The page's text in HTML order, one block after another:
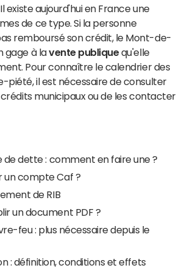
existe aujourd'hui en France une
de ce type. Si la personne
remboursé son crédit, le Mont-de-
gage à lavente publiquequ'elle
Pour connaître le calendrier des
piété, il est nécessaire de consulter
municipaux ou de les contacter
de dette : comment en faire une ?
compte Caf ?
de RIB
un document PDF ?
feu : plus nécessaire depuis le
: définition, conditions et effets